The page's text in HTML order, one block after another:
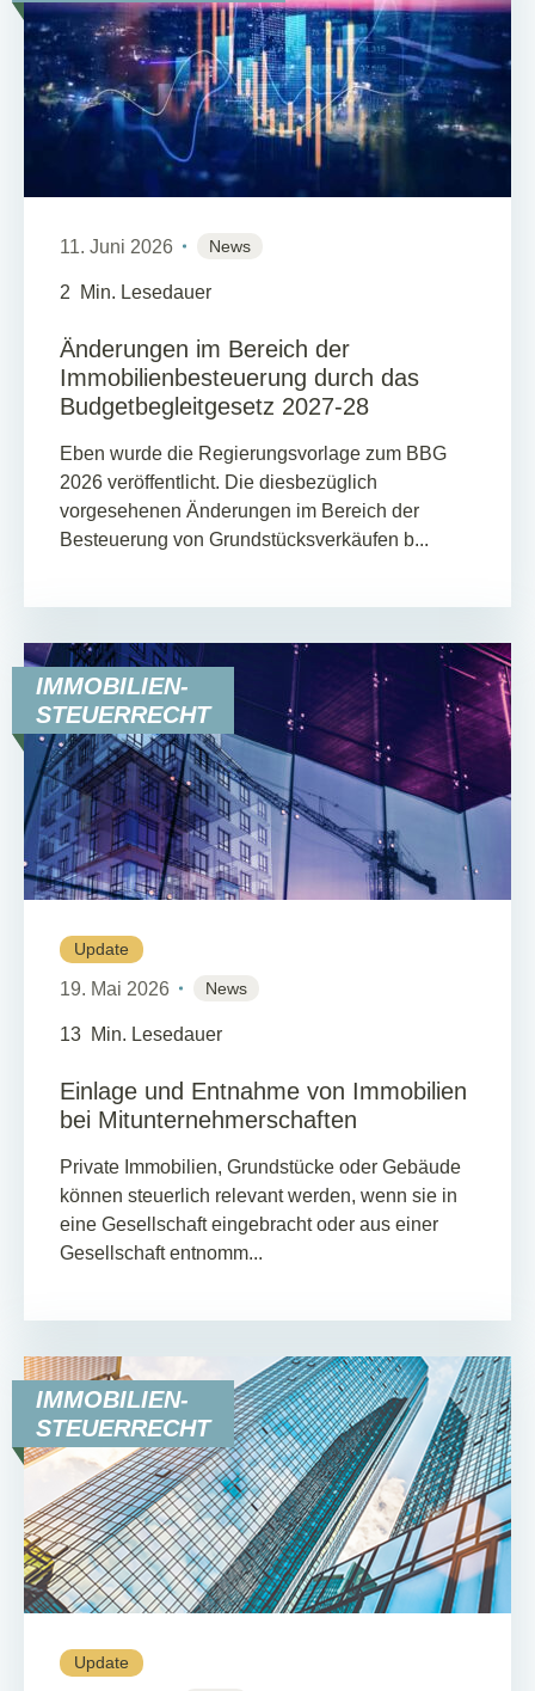
11. Juni 2026 News
2 Min. Lesedauer
Änderungen im Bereich der
Immobilienbesteuerung durch das
Budgetbegleitgesetz 2027-28
Eben wurde die Regierungsvorlage zum BBG
2026 veröffentlicht. Die diesbezüglich
vorgesehenen Änderungen im Bereich der
Besteuerung von Grundstücksverkäufen b...
IMMOBILIEN-
STEUERRECHT
Update
19. Mai 2026 News
13 Min. Lesedauer
Einlage und Entnahme von Immobilien
bei Mitunternehmerschaften
Private Immobilien, Grundstücke oder Gebäude
können steuerlich relevant werden, wenn sie in
eine Gesellschaft eingebracht oder aus einer
Gesellschaft entnomm...
IMMOBILIEN-
STEUERRECHT
Update